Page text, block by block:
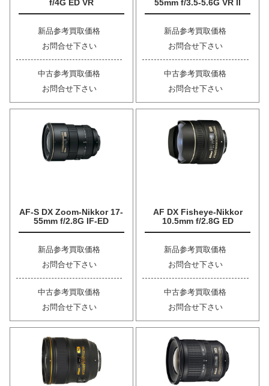
f/4G ED VR
新品参考買取価格
お問合せ下さい
中古参考買取価格
お問合せ下さい
55mm f/3.5-5.6G VR II
新品参考買取価格
お問合せ下さい
中古参考買取価格
お問合せ下さい
AF-S DX Zoom-Nikkor 17-
55mm f/2.8G IF-ED
新品参考買取価格
お問合せ下さい
中古参考買取価格
お問合せ下さい
AF DX Fisheye-Nikkor
10.5mm f/2.8G ED
新品参考買取価格
お問合せ下さい
中古参考買取価格
お問合せ下さい